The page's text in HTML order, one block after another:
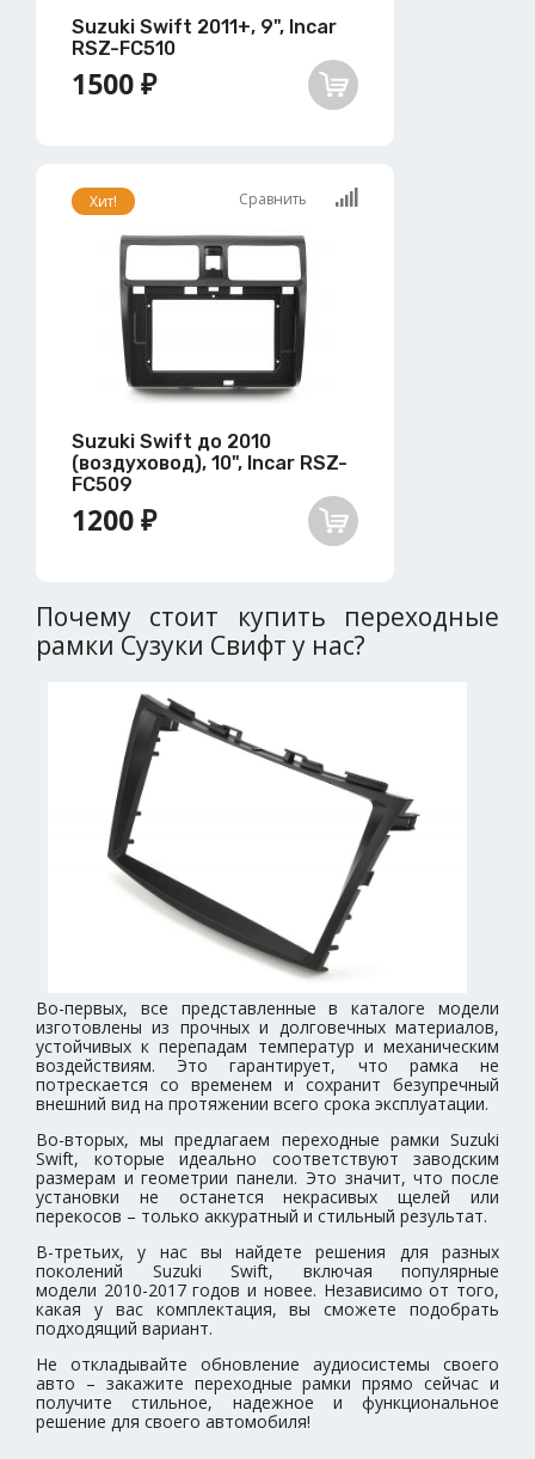
Suzuki Swift 2011+, 9", Incar
RSZ-FC510
1500 ₽
Хит! Сравнить
Suzuki Swift до 2010
(воздуховод), 10", Incar RSZ-
FC509
1200 ₽
Почему стоит купить переходные
рамки Сузуки Свифт у нас?
Во-первых, все представленные в каталоге модели
изготовлены из прочных и долговечных материалов,
устойчивых к перепадам температур и механическим
воздействиям. Это гарантирует, что рамка не
потрескается со временем и сохранит безупречный
внешний вид на протяжении всего срока эксплуатации.
Во-вторых, мы предлагаем переходные рамки Suzuki
Swift, которые идеально соответствуют заводским
размерам и геометрии панели. Это значит, что после
установки не останется некрасивых щелей или
перекосов – только аккуратный и стильный результат.
В-третьих, у нас вы найдете решения для разных
поколений Suzuki Swift, включая популярные
модели 2010-2017 годов и новее. Независимо от того,
какая у вас комплектация, вы сможете подобрать
подходящий вариант.
Не откладывайте обновление аудиосистемы своего
авто – закажите переходные рамки прямо сейчас и
получите стильное, надежное и функциональное
решение для своего автомобиля!